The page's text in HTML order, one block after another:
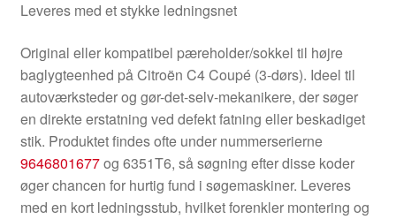
Leveres med et stykke ledningsnet
Original eller kompatibel pæreholder/sokkel til højre
baglygteenhed på Citroën C4 Coupé (3-dørs). Ideel til
autoværksteder og gør-det-selv-mekanikere, der søger
en direkte erstatning ved defekt fatning eller beskadiget
stik. Produktet findes ofte under nummerserierne
9646801677og 6351T6, så søgning efter disse koder
øger chancen for hurtig fund i søgemaskiner. Leveres
med en kort ledningsstub, hvilket forenkler montering og